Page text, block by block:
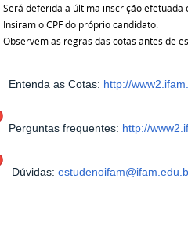
Será deferida a última inscrição efetuada
Insiram o CPF do próprio candidato.
Observem as regras das cotas antes de
Entenda as Cotas: http://
Perguntas frequentes: http://
Dúvidas: